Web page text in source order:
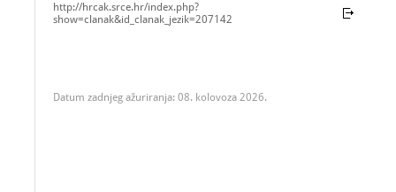
http://hrcak.srce.hr/index.php?
show=clanak&id_clanak_jezik=207142
Datum zadnjeg ažuriranja: 08. kolovoza 2026.